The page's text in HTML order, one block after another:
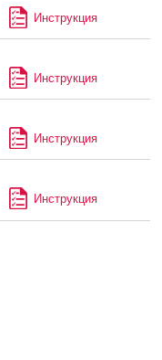
Инструкция
Инструкция
Инструкция
Инструкция